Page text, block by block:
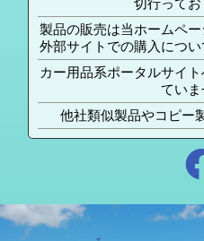
切行ってお
製品の販売は当ホームペー
外部サイトでの購入につい
カー用品系ポータルサイ
ていま
他社類似製品やコピー